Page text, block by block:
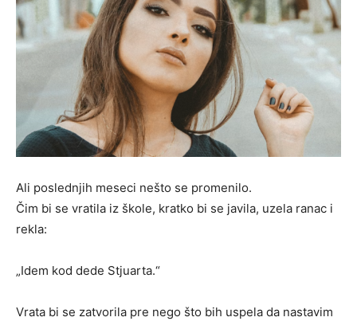
Ali poslednjih meseci nešto se promenilo.
Čim bi se vratila iz škole, kratko bi se javila, uzela ranac i
rekla:
„Idem kod dede Stjuarta.“
Vrata bi se zatvorila pre nego što bih uspela da nastavim